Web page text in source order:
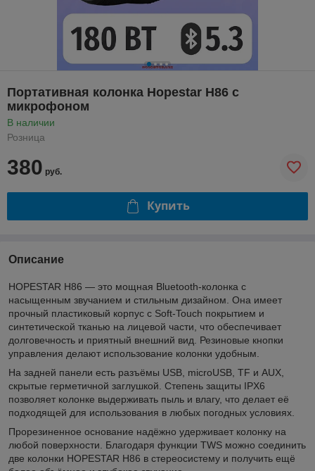
Портативная колонка Hopestar H86 с
микрофоном
В наличии
Розница
380 руб.
Купить
Описание
HOPESTAR H86 — это мощная Bluetooth-колонка с
насыщенным звучанием и стильным дизайном. Она имеет
прочный пластиковый корпус с Soft-Touch покрытием и
синтетической тканью на лицевой части, что обеспечивает
долговечность и приятный внешний вид. Резиновые кнопки
управления делают использование колонки удобным.
На задней панели есть разъёмы USB, microUSB, TF и AUX,
скрытые герметичной заглушкой. Степень защиты IPX6
позволяет колонке выдерживать пыль и влагу, что делает её
подходящей для использования в любых погодных условиях.
Прорезиненное основание надёжно удерживает колонку на
любой поверхности. Благодаря функции TWS можно соединить
две колонки HOPESTAR H86 в стереосистему и получить ещё